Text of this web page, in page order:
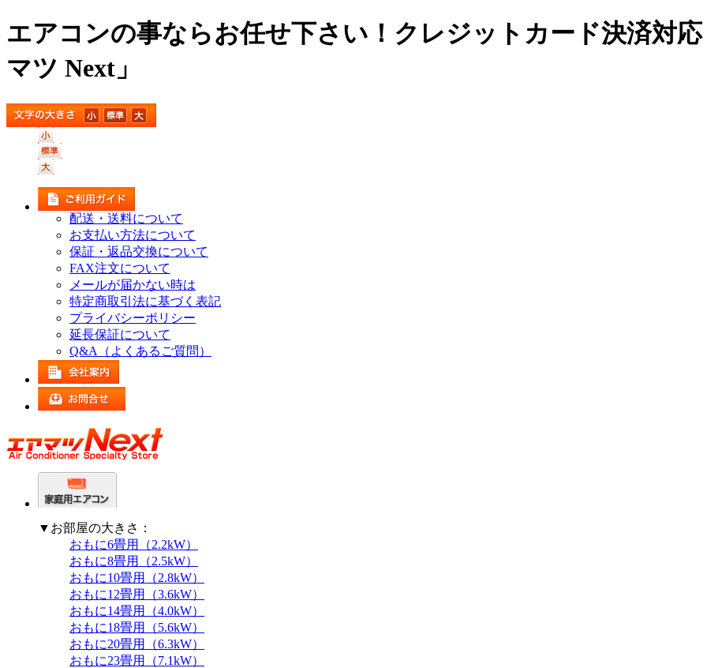
エアコンの事ならお任せ下さい！クレジットカード決済対
マツ Next」
配送・送料について
お支払い方法について
保証・返品交換について
FAX注文について
メールが届かない時は
特定商取引法に基づく表記
プライバシーポリシー
延長保証について
Q&A（よくあるご質問）
▼お部屋の大きさ：
おもに6畳用（2.2kW）
おもに8畳用（2.5kW）
おもに10畳用（2.8kW）
おもに12畳用（3.6kW）
おもに14畳用（4.0kW）
おもに18畳用（5.6kW）
おもに20畳用（6.3kW）
おもに23畳用（7.1kW）